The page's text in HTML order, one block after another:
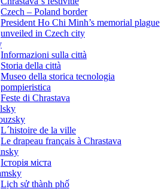
Czech – Poland border
President Ho Chi Minh’s memorial plague
unveiled in Czech city
Informazioni sulla città
Storia della città
Museo della storica tecnologia
pompieristica
Feste di Chrastava
L´histoire de la ville
Le drapeau français à Chrastava
Історія міста
Lịch sử thành phố